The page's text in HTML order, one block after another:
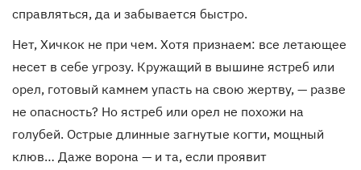
справляться, да и забывается быстро.
Нет, Хичкок не при чем. Хотя признаем: все летающее
несет в себе угрозу. Кружащий в вышине ястреб или
орел, готовый камнем упасть на свою жертву, — разве
не опасность? Но ястреб или орел не похожи на
голубей. Острые длинные загнутые когти, мощный
клюв… Даже ворона — и та, если проявит